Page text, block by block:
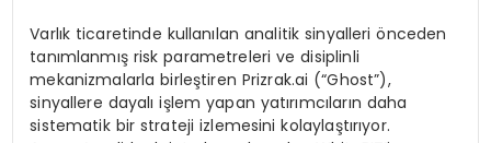
Varlık ticaretinde kullanılan analitik sinyalleri önceden
tanımlanmış risk parametreleri ve disiplinli
mekanizmalarla birleştiren Prizrak.ai (“Ghost”),
sinyallere dayalı işlem yapan yatırımcıların daha
sistematik bir strateji izlemesini kolaylaştırıyor.